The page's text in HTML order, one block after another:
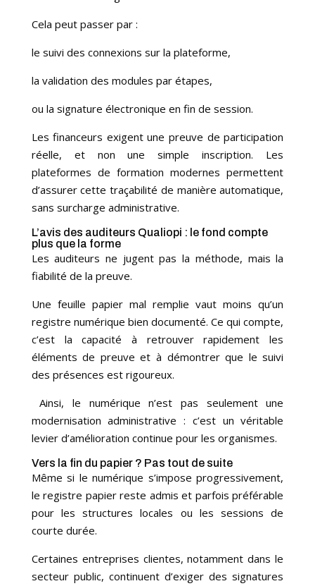
Cela peut passer par :
le suivi des connexions sur la plateforme,
la validation des modules par étapes,
ou la signature électronique en fin de session.
Les financeurs exigent une preuve de participation
réelle, et non une simple inscription. Les
plateformes de formation modernes permettent
d’assurer cette traçabilité de manière automatique,
sans surcharge administrative.
L’avis des auditeurs Qualiopi : le fond compte
plus que la forme
Les auditeurs ne jugent pas la méthode, mais la
fiabilité de la preuve.
Une feuille papier mal remplie vaut moins qu’un
registre numérique bien documenté. Ce qui compte,
c’est la capacité à retrouver rapidement les
éléments de preuve et à démontrer que le suivi
des présences est rigoureux.
Ainsi, le numérique n’est pas seulement une
modernisation administrative : c’est un véritable
levier d’amélioration continue pour les organismes.
Vers la fin du papier ? Pas tout de suite
Même si le numérique s’impose progressivement,
le registre papier reste admis et parfois préférable
pour les structures locales ou les sessions de
courte durée.
Certaines entreprises clientes, notamment dans le
secteur public, continuent d’exiger des signatures